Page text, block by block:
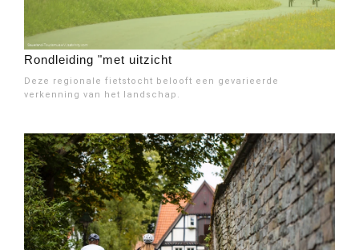
Rondleiding "met uitzicht
Deze regionale fietstocht belooft een gevarieerde
verkenning van het landschap.